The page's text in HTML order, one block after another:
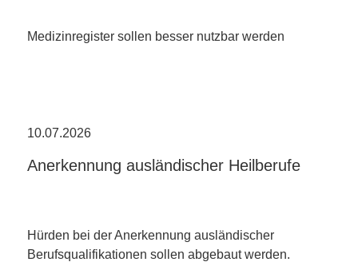
Medizinregister sollen besser nutzbar werden
10.07.2026
Anerkennung ausländischer Heilberufe
Hürden bei der Anerkennung ausländischer
Berufsqualifikationen sollen abgebaut werden.